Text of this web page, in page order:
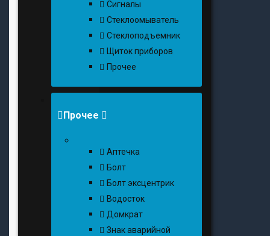
Сигналы
Стеклоомыватель
Стеклоподъемник
Щиток приборов
Прочее
Прочее
Аптечка
Болт
Болт эксцентрик
Водосток
Домкрат
Знак аварийной